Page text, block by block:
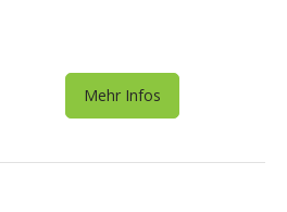
Mehr Infos